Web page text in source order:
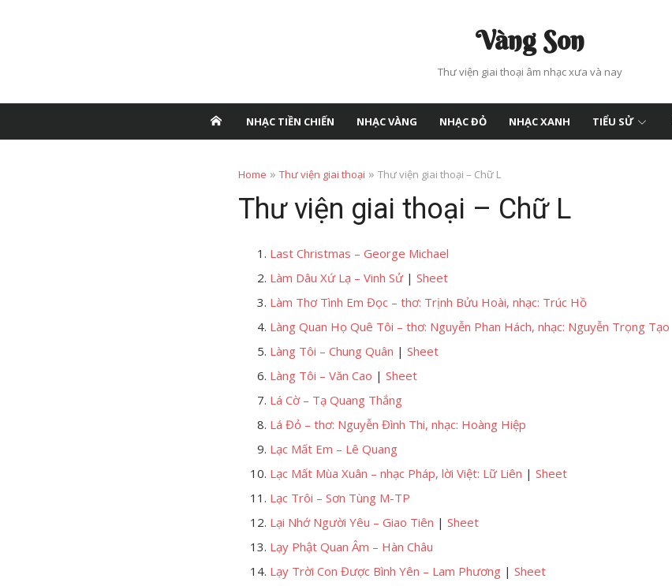
Vàng Son
Thư viện giai thoại âm nhạc xưa và nay
NHẠC TIỀN CHIẾN NHẠC VÀNG NHẠC ĐỎ NHẠC XANH TIỂU SỬ
Home » Thư viện giai thoại » Thư viện giai thoại – Chữ L
Thư viện giai thoại – Chữ L
Last Christmas – George Michael
Làm Dâu Xứ Lạ – Vinh Sử| Sheet
Làm Thơ Tình Em Đọc – thơ: Trịnh Bửu Hoài, nhạc: Trúc Hồ
Làng Quan Họ Quê Tôi – thơ: Nguyễn Phan Hách, nhạc: Nguyễn Trọng Tạo
Làng Tôi – Chung Quân | Sheet
Làng Tôi – Văn Cao | Sheet
Lá Cờ – Tạ Quang Thắng
Lá Đỏ – thơ: Nguyễn Đình Thi, nhạc: Hoàng Hiệp
Lạc Mất Em – Lê Quang
Lạc Mất Mùa Xuân – nhạc Pháp, lời Việt: Lữ Liên | Sheet
Lạc Trôi – Sơn Tùng M-TP
Lại Nhớ Người Yêu – Giao Tiên | Sheet
Lạy Phật Quan Âm – Hàn Châu
Lạy Trời Con Được Bình Yên – Lam Phương | Sheet